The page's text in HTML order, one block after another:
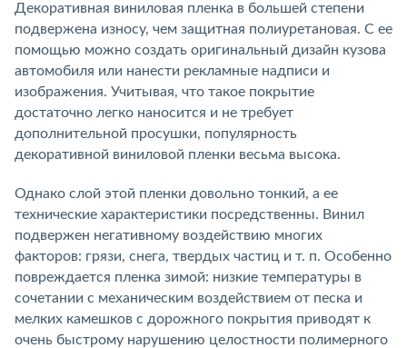
Декоративная виниловая пленка в большей степени
подвержена износу, чем защитная полиуретановая. С ее
помощью можно создать оригинальный дизайн кузова
автомобиля или нанести рекламные надписи и
изображения. Учитывая, что такое покрытие
достаточно легко наносится и не требует
дополнительной просушки, популярность
декоративной виниловой пленки весьма высока.
Однако слой этой пленки довольно тонкий, а ее
технические характеристики посредственны. Винил
подвержен негативному воздействию многих
факторов: грязи, снега, твердых частиц и т. п. Особенно
повреждается пленка зимой: низкие температуры в
сочетании с механическим воздействием от песка и
мелких камешков с дорожного покрытия приводят к
очень быстрому нарушению целостности полимерного